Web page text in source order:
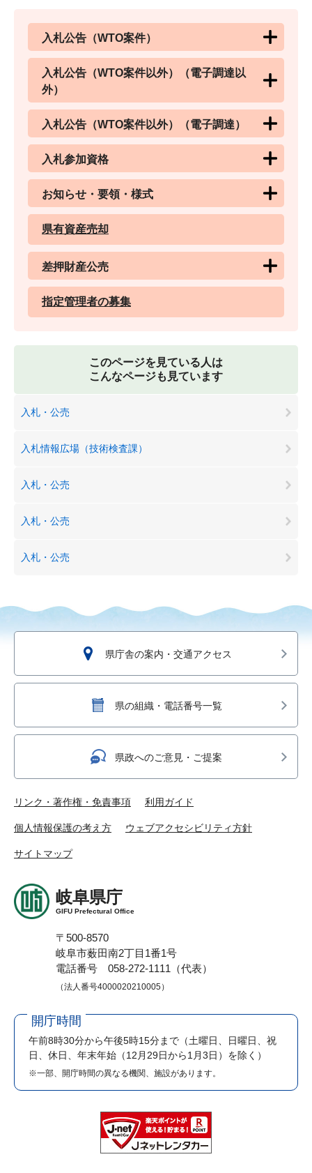
入札公告（WTO案件）
入札公告（WTO案件以外）（電子調達以
外）
入札公告（WTO案件以外）（電子調達）
入札参加資格
お知らせ・要領・様式
県有資産売却
差押財産公売
指定管理者の募集
このページを見ている人は
こんなページも見ています
入札・公売
入札情報広場（技術検査課）
入札・公売
入札・公売
入札・公売
県庁舎の案内・交通アクセス
県の組織・電話番号一覧
県政へのご意見・ご提案
リンク・著作権・免責事項 利用ガイド
個人情報保護の考え方 ウェブアクセシビリティ方針
サイトマップ
岐阜県庁
GIFU Prefectural Office
〒500-8570
岐阜市薮田南2丁目1番1号
電話番号 058-272-1111（代表）
（法人番号4000020210005）
開庁時間
午前8時30分から午後5時15分まで （土曜日、日曜日、祝
日、休日、年末年始（12月29日から1月3日）を除く）
※一部、開庁時間の異なる機関、施設があります。